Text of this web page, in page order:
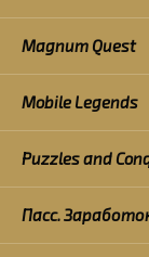
Magnum Quest
Mobile Legends
Puzzles and
Пасс.